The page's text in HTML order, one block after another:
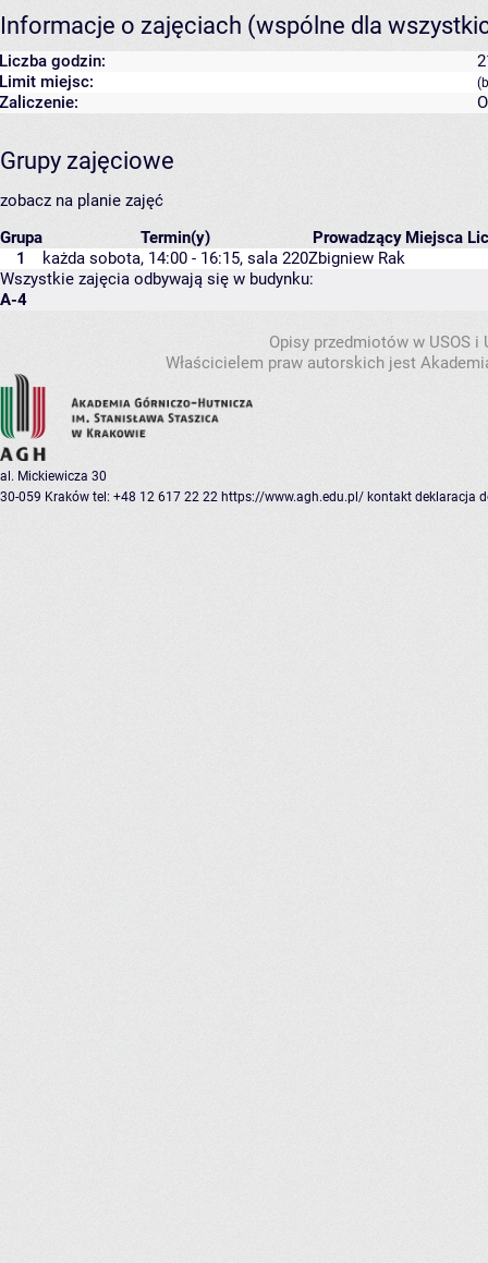
Informacje o zajęciach (wspólne dla
Liczba godzin:
Limit miejsc:
Zaliczenie:
Grupy zajęciowe
zobacz na planie zajęć
Grupa
Termin(y) Prowadzący Miejsca
1
każda sobota, 14:00 - 16:15, sala 220Zbigniew Rak
Wszystkie zajęcia odbywają się w budynku:
A-4
Opisy przedmiotów w USOS
Właścicielem praw autorskich jest
al. Mickiewicza 30
30-059 Kraków tel: +48 12 617 22 22 https://www.agh.edu.pl/ kontakt deklaracja